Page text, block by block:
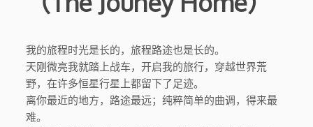
我的旅程时光是长的，旅程路途也是长的。
天刚微亮我就踏上战车，开启我的旅行，穿越世界荒
野，在许多恒星行星上都留下了足迹。
离你最近的地方，路途最远；纯粹简单的曲调，得来最
难。